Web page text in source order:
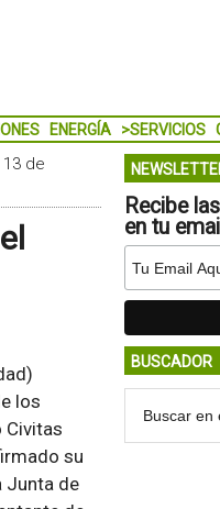
ENERGÍA >SERVICIOS
de
los
Civitas
su
Junta de
Recibe
en tu
BUSCADOR